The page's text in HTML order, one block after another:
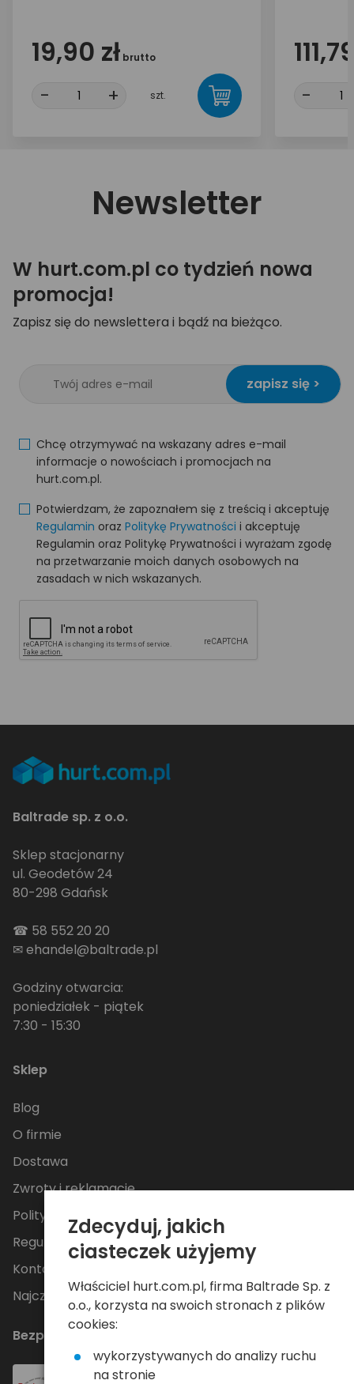
19,90 zł brutto
- + szt. -
Newsletter
W hurt.com.pl co tydzień nowa
promocja!
Zapisz się do newslettera i bądź na bieżąco.
zapisz się >
Chcę otrzymywać na wskazany adres e-mail
informacje o nowościach i promocjach na
hurt.com.pl.
Potwierdzam, że zapoznałem się z treścią i akceptuję
Regulamin oraz Politykę Prywatności i akceptuję
Regulamin oraz Politykę Prywatności i wyrażam zgodę
na przetwarzanie moich danych osobowych na
zasadach w nich wskazanych.
Baltrade sp. z o.o.
Sklep stacjonarny
ul. Geodetów 24
80-298 Gdańsk
☎ 58 552 20 20
✉ehandel@baltrade.pl
Godziny otwarcia:
poniedziałek - piątek
7:30 - 15:30
Sklep
Blog
O firmie
Dostawa
Zwroty i reklamacje
Polityka Prywatności
Regulamin
Kontakt
Najczęściej zadawane pytania
Bezpieczne płatności
Zdecyduj, jakich
ciasteczek użyjemy
Właściciel hurt.com.pl, firma Baltrade Sp. z
o.o., korzysta na swoich stronach z plików
cookies:
wykorzystywanych do analizy ruchu
na stronie